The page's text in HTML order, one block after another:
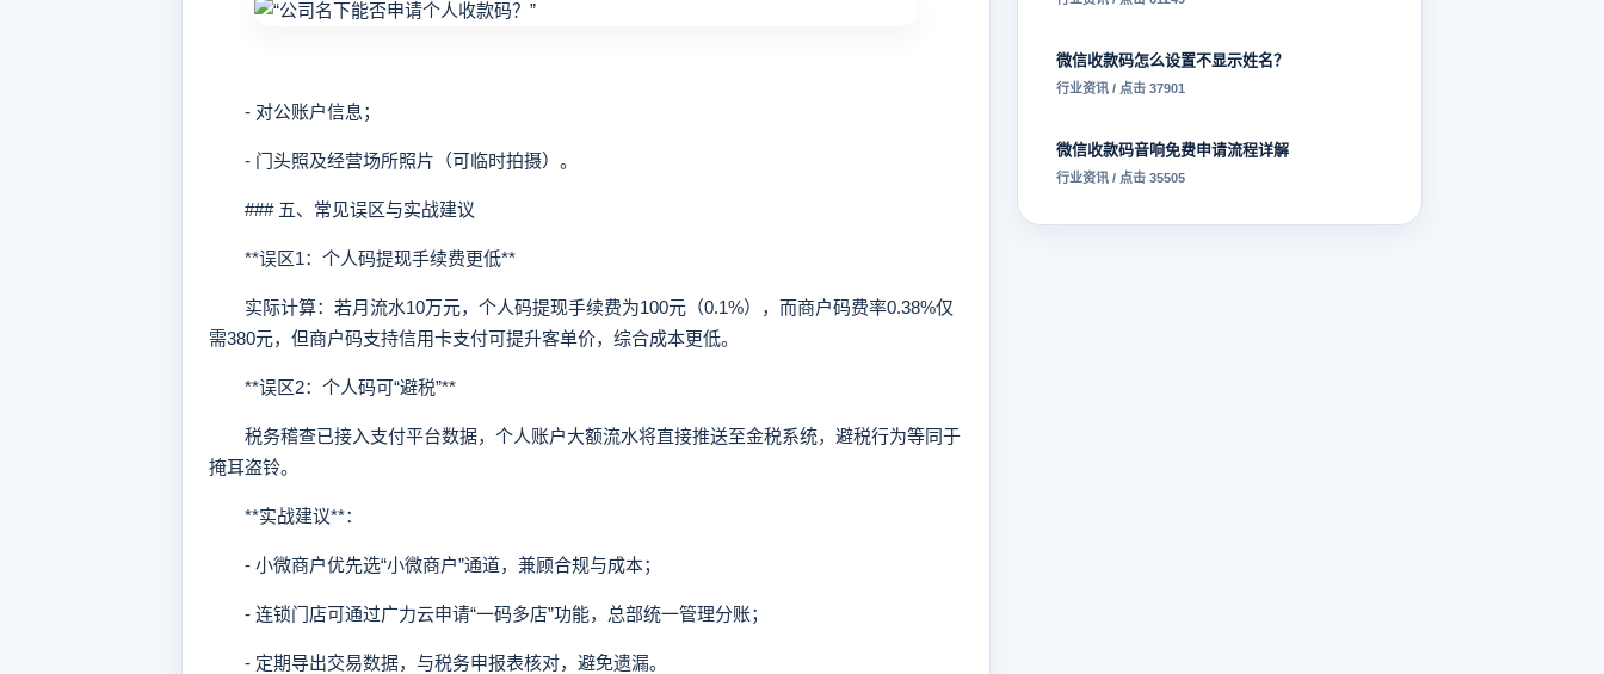
- 对公账户信息；
- 门头照及经营场所照片（可临时拍摄）。
### 五、常见误区与实战建议
**误区1：个人码提现手续费更低**
实际计算：若月流水10万元，个人码提现手续费为100元（0.1%），而商户码费率0.38%仅
需380元，但商户码支持信用卡支付可提升客单价，综合成本更低。
**误区2：个人码可“避税”**
税务稽查已接入支付平台数据，个人账户大额流水将直接推送至金税系统，避税行为等同于
掩耳盗铃。
**实战建议**：
- 小微商户优先选“小微商户”通道，兼顾合规与成本；
- 连锁门店可通过广力云申请“一码多店”功能，总部统一管理分账；
- 定期导出交易数据，与税务申报表核对，避免遗漏。
微信收款码怎么设置不显示姓名？
行业资讯 / 点击 37901
微信收款码音响免费申请流程详解
行业资讯 / 点击 35505